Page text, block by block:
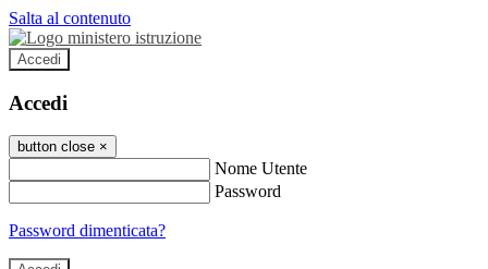
Salta al contenuto
Accedi
Accedi
button close ×
Nome Utente
Password
Password dimenticata?